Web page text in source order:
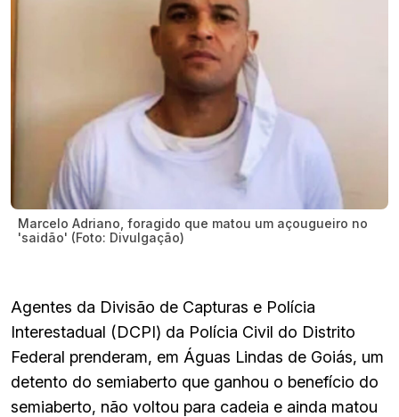
Marcelo Adriano, foragido que matou um açougueiro no
'saidão' (Foto: Divulgação)
Agentes da Divisão de Capturas e Polícia
Interestadual (DCPI) da Polícia Civil do Distrito
Federal prenderam, em Águas Lindas de Goiás, um
detento do semiaberto que ganhou o benefício do
semiaberto, não voltou para cadeia e ainda matou